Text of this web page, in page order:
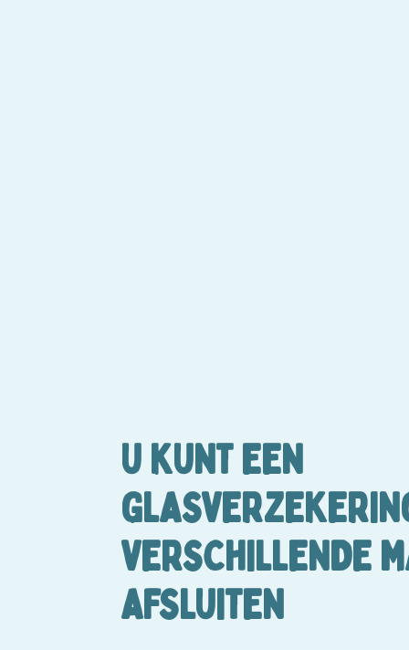
U KUNT EEN
VERSCHILLENDE
AFSLUITEN